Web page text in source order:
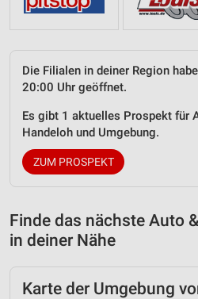
Die Filialen in deiner Region
20:00 Uhr geöffnet.
Es gibt 1 aktuelles Prospekt für
Handeloh und Umgebung.
ZUM PROSPEKT
Finde das nächste Auto
in deiner Nähe
Karte der Umgebung